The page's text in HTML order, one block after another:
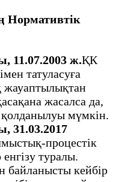
11.07.2003 ж.ҚК
татуласуға
жасалса да,
қолданылуы мүмкін.
31.03.2017
процестік
енгізу туралы.
байланысты кейбір